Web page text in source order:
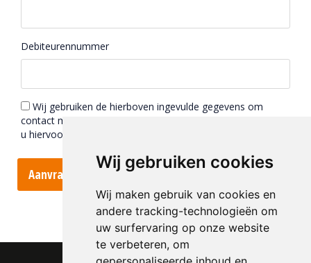
Wij gebruiken cookies
Wij maken gebruik van cookies en
andere tracking-technologieën om
uw surfervaring op onze website
te verbeteren, om
Debiteurennummer
Wij gebruiken de hierboven ingevulde gegevens om
contact met u op te nemen. Door het vinkje te zetten geeft
u hiervoor akkoord. *
Aanvragen